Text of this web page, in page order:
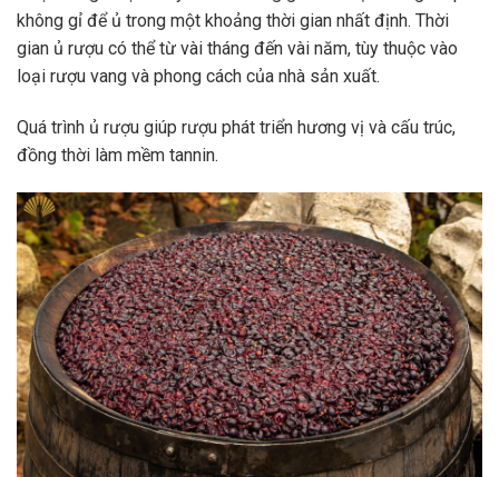
không gỉ để ủ trong một khoảng thời gian nhất định. Thời
gian ủ rượu có thể từ vài tháng đến vài năm, tùy thuộc vào
loại rượu vang và phong cách của nhà sản xuất.
Quá trình ủ rượu giúp rượu phát triển hương vị và cấu trúc,
đồng thời làm mềm tannin.